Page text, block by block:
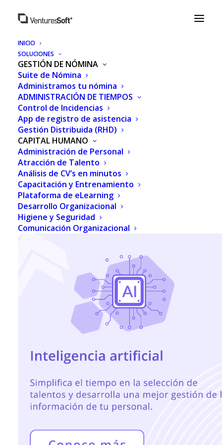
INICIO
SOLUCIONES
GESTIÓN DE NÓMINA
Suite de Nómina
Administramos tu nómina
ADMINISTRACIÓN DE TIEMPOS
Control de Incidencias
App de registro de asistencia
Gestión Distribuida (RHD)
CAPITAL HUMANO
Administración de Personal
Atracción de Talento
Análisis de CV’s en minutos
Capacitación y Entrenamiento
Plataforma de eLearning
Desarrollo Organizacional
Higiene y Seguridad
Comunicación Organizacional
TRANSFORMACIÓN
CULTURAL CON
DATOS: CÓMO MEDIR Y
EVOLUCIONAR LA
CULTURA
IN BLOG ,TRANSFORMACIÓN
DIGITAL | BY NOEMI RAMÍREZ